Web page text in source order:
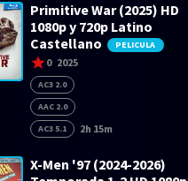
Primitive War (2025) HD
1080p y 720p Latino
Castellano
PELICULA
0 2025
AC3 2.0
AAC 2.0
AC3 5.1
2h 15m
X-Men '97 (2024-2026)